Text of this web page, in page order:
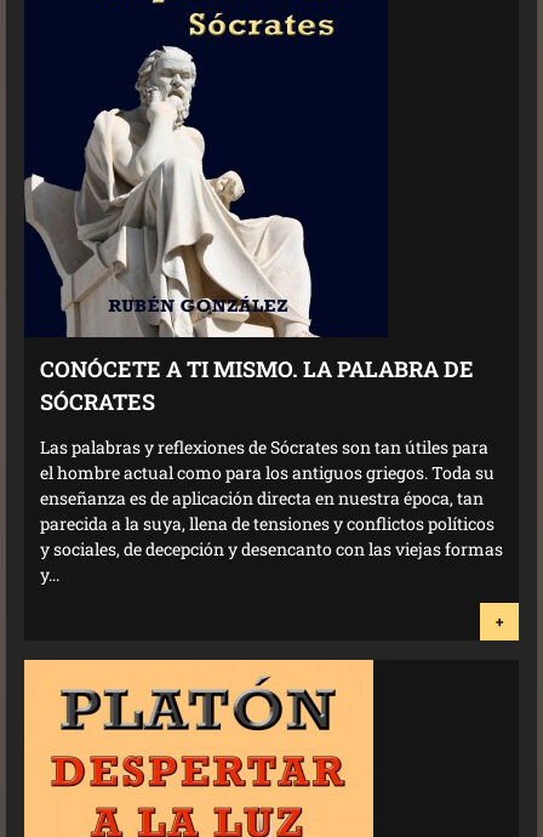
CONÓCETE A TI MISMO. LA PALABRA DE
SÓCRATES
Las palabras y reflexiones de Sócrates son tan útiles para
el hombre actual como para los antiguos griegos. Toda su
enseñanza es de aplicación directa en nuestra época, tan
parecida a la suya, llena de tensiones y conflictos políticos
y sociales, de decepción y desencanto con las viejas formas
y...
+